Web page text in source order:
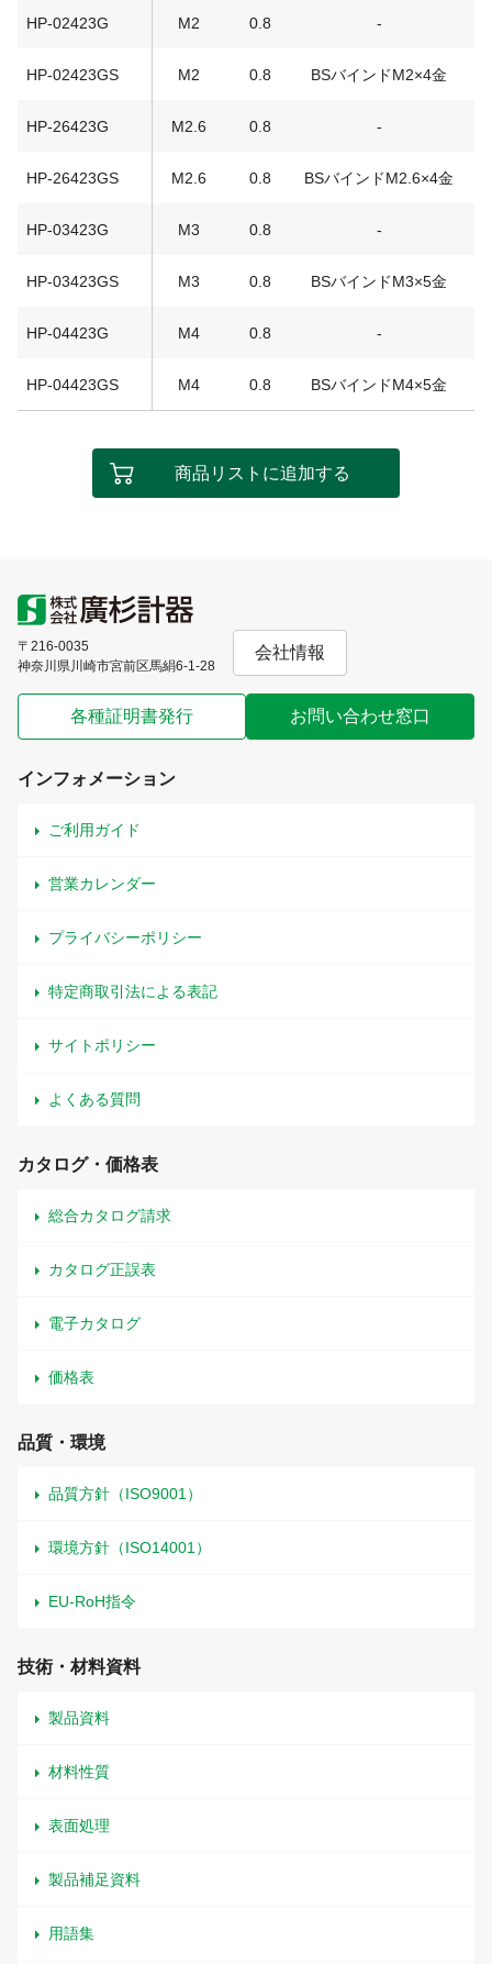
HP-02423G M2 0.8 -
HP-02423GS M2 0.8 BSバインドM2×4金
HP-26423G M2.6 0.8 -
HP-26423GS M2.6 0.8 BSバインドM2.6×4金
HP-03423G M3 0.8 -
HP-03423GS M3 0.8 BSバインドM3×5金
HP-04423G M4 0.8 -
HP-04423GS M4 0.8 BSバインドM4×5金
商品リストに追加する
〒216-0035
神奈川県川崎市宮前区馬絹6-1-28
会社情報
各種証明書発行 お問い合わせ窓口
インフォメーション
ご利用ガイド
営業カレンダー
プライバシーポリシー
特定商取引法による表記
サイトポリシー
よくある質問
カタログ・価格表
総合カタログ請求
カタログ正誤表
電子カタログ
価格表
品質・環境
品質方針（ISO9001）
環境方針（ISO14001）
EU-RoH指令
技術・材料資料
製品資料
材料性質
表面処理
製品補足資料
用語集